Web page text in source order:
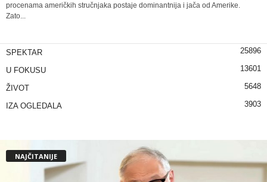
procenama američkih stručnjaka postaje dominantnija i jača od Amerike.
Zato...
SPEKTAR 25896
U FOKUSU 13601
ŽIVOT 5648
IZA OGLEDALA 3903
NAJČITANIJE